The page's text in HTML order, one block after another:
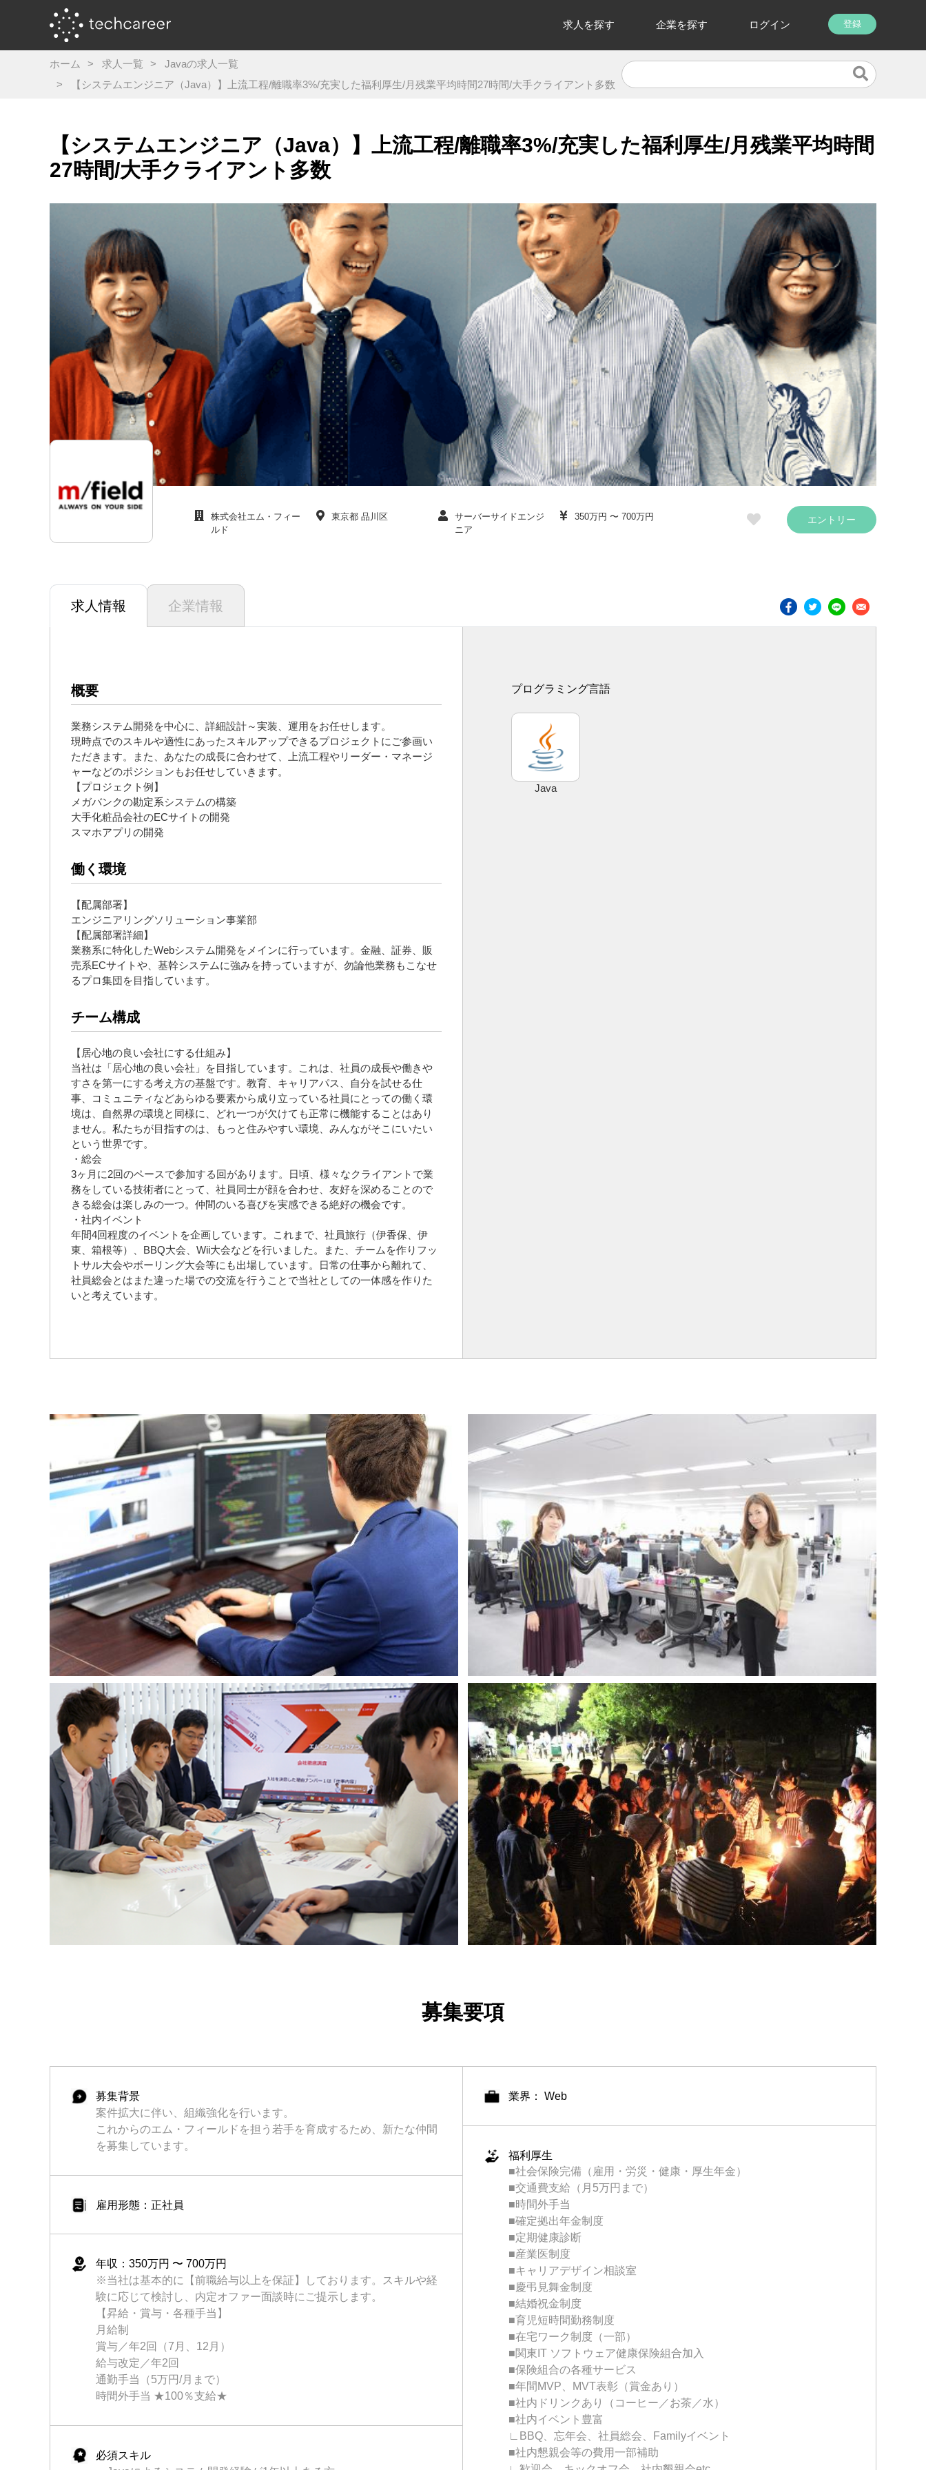
求人を探す 企業を探す ログイン 登録
ホーム 求人一覧
Javaの求人一覧
【システムエンジニア（Java）】上流工程/離職率3%/充実した福利厚生/月残業平均時間27時間/大手クライアント多数
【システムエンジニア（Java）】上流工程/離職率3%/充実した福利厚生/月残業平均時間
27時間/大手クライアント多数
株式会社エム・フィー
ルド
サーバーサイドエンジ
ニア
東京都 品川区 350万円 〜 700万円 エントリー
求人情報 企業情報
概要
業務システム開発を中心に、詳細設計～実装、運用をお任せします。
現時点でのスキルや適性にあったスキルアップできるプロジェクトにご参画い
ただきます。また、あなたの成長に合わせて、上流工程やリーダー・マネージ
ャーなどのポジションもお任せしていきます。
【プロジェクト例】
メガバンクの勘定系システムの構築
大手化粧品会社のECサイトの開発
スマホアプリの開発
働く環境
【配属部署】
エンジニアリングソリューション事業部
【配属部署詳細】
業務系に特化したWebシステム開発をメインに行っています。金融、証券、販
売系ECサイトや、基幹システムに強みを持っていますが、勿論他業務もこなせ
るプロ集団を目指しています。
チーム構成
【居心地の良い会社にする仕組み】
当社は「居心地の良い会社」を目指しています。これは、社員の成長や働きや
すさを第一にする考え方の基盤です。教育、キャリアパス、自分を試せる仕
事、コミュニティなどあらゆる要素から成り立っている社員にとっての働く環
境は、自然界の環境と同様に、どれ一つが欠けても正常に機能することはあり
ません。私たちが目指すのは、もっと住みやすい環境、みんながそこにいたい
という世界です。
・総会
3ヶ月に2回のペースで参加する回があります。日頃、様々なクライアントで業
務をしている技術者にとって、社員同士が顔を合わせ、友好を深めることので
きる総会は楽しみの一つ。仲間のいる喜びを実感できる絶好の機会です。
・社内イベント
年間4回程度のイベントを企画しています。これまで、社員旅行（伊香保、伊
東、箱根等）、BBQ大会、Wii大会などを行いました。また、チームを作りフッ
トサル大会やボーリング大会等にも出場しています。日常の仕事から離れて、
社員総会とはまた違った場での交流を行うことで当社としての一体感を作りた
いと考えています。
プログラミング言語
Java
募集要項
募集背景
案件拡大に伴い、組織強化を行います。
これからのエム・フィールドを担う若手を育成するため、新たな仲間
を募集しています。
雇用形態：正社員
年収：350万円 〜 700万円
※当社は基本的に【前職給与以上を保証】しております。スキルや経
験に応じて検討し、内定オファー面談時にご提示します。
【昇給・賞与・各種手当】
月給制
賞与／年2回（7月、12月）
給与改定／年2回
通勤手当（5万円/月まで）
時間外手当 ★100％支給★
必須スキル
業界： Web
福利厚生
■社会保険完備（雇用・労災・健康・厚生年金）
■交通費支給（月5万円まで）
■時間外手当
■確定拠出年金制度
■定期健康診断
■産業医制度
■キャリアデザイン相談室
■慶弔見舞金制度
■結婚祝金制度
■育児短時間勤務制度
■在宅ワーク制度（一部）
■関東IT ソフトウェア健康保険組合加入
■保険組合の各種サービス
■年間MVP、MVT表彰（賞金あり）
■社内ドリンクあり（コーヒー／お茶／水）
■社内イベント豊富
∟BBQ、忘年会、社員総会、Familyイベント
■社内懇親会等の費用一部補助